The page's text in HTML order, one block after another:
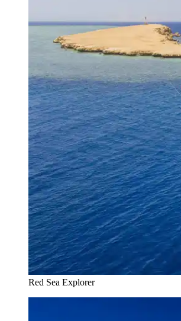
Red Sea Explorer